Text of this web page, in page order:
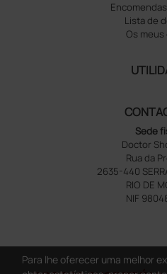
Lista de
Os meus
Sede
Doctor
Rua da
2635-440
RIO DE
NIF
Para lhe oferecer uma melhor